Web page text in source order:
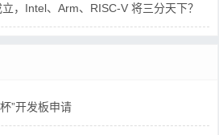
，Intel、Arm、RISC-V 将三分天下？
”开发板申请